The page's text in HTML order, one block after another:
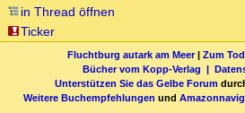
in Thread öffnen
Ticker
Fluchtburg autark am Meer| Zum
Bücher vom Kopp-Verlag |
Unterstützen Sie das Gelbe Forum
Weitere Buchempfehlungen und